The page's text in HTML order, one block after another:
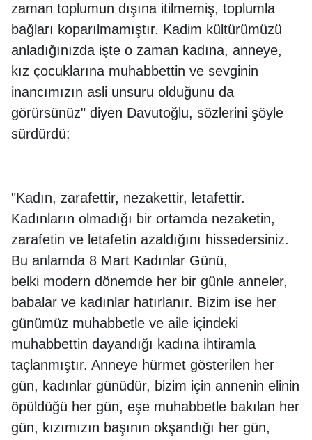
zaman toplumun dışına itilmemiş, toplumla
bağları koparılmamıştır. Kadim kültürümüzü
anladığınızda işte o zaman kadına, anneye,
kız çocuklarına muhabbettin ve sevginin
inancımızın asli unsuru olduğunu da
görürsünüz" diyen Davutoğlu, sözlerini şöyle
sürdürdü:
"Kadın, zarafettir, nezakettir, letafettir.
Kadınların olmadığı bir ortamda nezaketin,
zarafetin ve letafetin azaldığını hissedersiniz.
Bu anlamda 8 Mart Kadınlar Günü,
belki modern dönemde her bir günle anneler,
babalar ve kadınlar hatırlanır. Bizim ise her
günümüz muhabbetle ve aile içindeki
muhabbettin dayandığı kadına ihtiramla
taçlanmıştır. Anneye hürmet gösterilen her
gün, kadınlar günüdür, bizim için annenin elinin
öpüldüğü her gün, eşe muhabbetle bakılan her
gün, kızımızın başının okşandığı her gün,